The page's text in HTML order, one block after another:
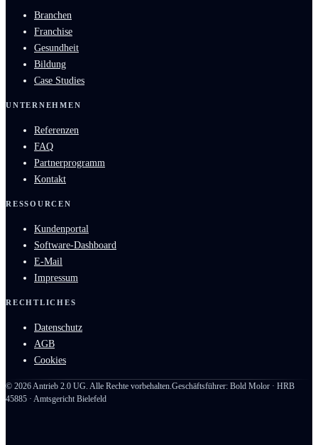
Branchen
Franchise
Gesundheit
Bildung
Case Studies
UNTERNEHMEN
Referenzen
FAQ
Partnerprogramm
Kontakt
RESSOURCEN
Kundenportal
Software-Dashboard
E-Mail
Impressum
RECHTLICHES
Datenschutz
AGB
Cookies
© 2026Antrieb 2.0 UG. Alle Rechte vorbehalten.Geschäftsführer: Bold Molor · HRB
45885 · Amtsgericht Bielefeld